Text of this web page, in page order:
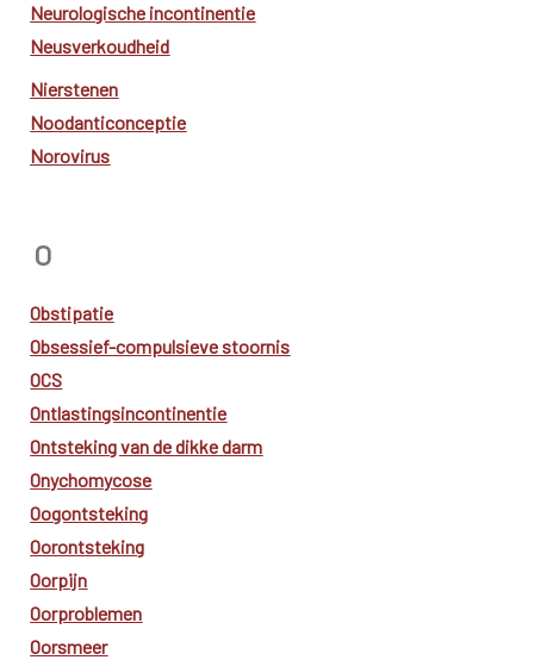
Neurologische incontinentie
Neusverkoudheid
Nierstenen
Noodanticonceptie
Norovirus
O
Obstipatie
Obsessief-compulsieve stoornis
OCS
Ontlastingsincontinentie
Ontsteking van de dikke darm
Onychomycose
Oogontsteking
Oorontsteking
Oorpijn
Oorproblemen
Oorsmeer